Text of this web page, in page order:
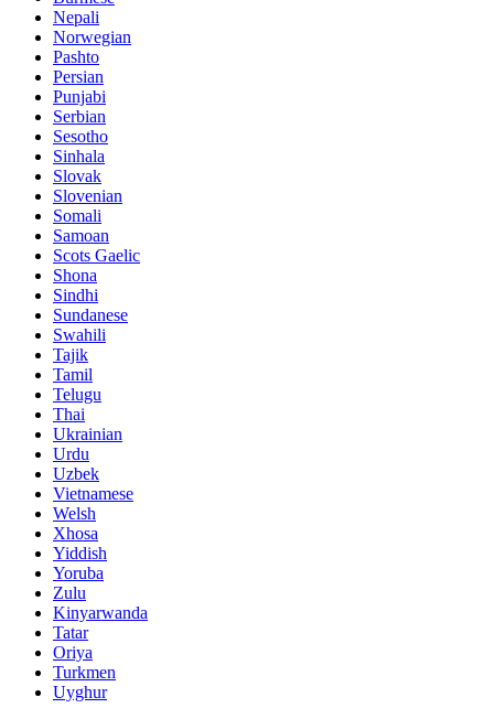
Nepali
Norwegian
Pashto
Persian
Punjabi
Serbian
Sesotho
Sinhala
Slovak
Slovenian
Somali
Samoan
Scots Gaelic
Shona
Sindhi
Sundanese
Swahili
Tajik
Tamil
Telugu
Thai
Ukrainian
Urdu
Uzbek
Vietnamese
Welsh
Xhosa
Yiddish
Yoruba
Zulu
Kinyarwanda
Tatar
Oriya
Turkmen
Uyghur